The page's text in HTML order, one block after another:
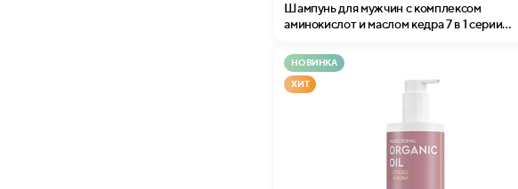
Шампунь для мужчин с комплексом
аминокислот и маслом кедра 7 в 1 серии
НОВИНКА
ХИТ